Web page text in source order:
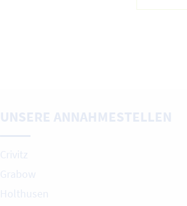
UNSERE ANNAHMESTELLEN
Crivitz
Grabow
Holthusen